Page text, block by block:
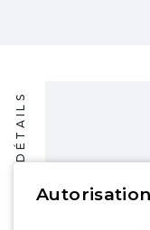
DÉTAILS